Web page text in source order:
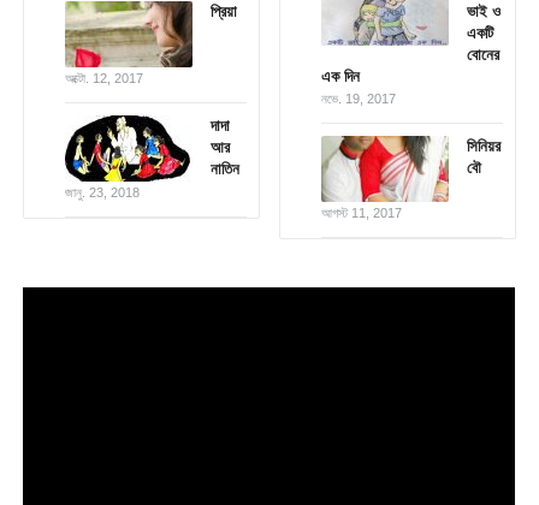
প্রিয়া
অক্টো. 12, 2017
দাদা
আর
নাতিন
জানু. 23, 2018
ভাই ও
একটি
বোনের
এক দিন
নভে. 19, 2017
সিনিয়র
বৌ
আগস্ট 11, 2017